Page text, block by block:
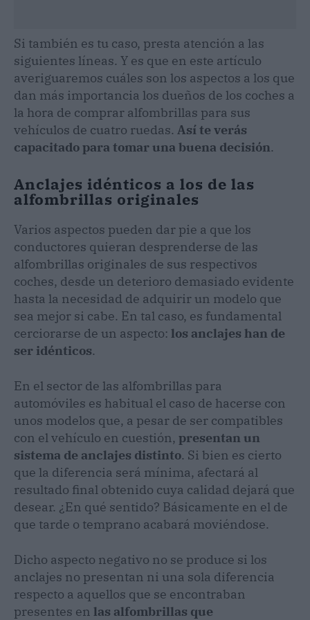
Si también es tu caso, presta atención a las
siguientes líneas. Y es que en este artículo
averiguaremos cuáles son los aspectos a los que
dan más importancia los dueños de los coches a
la hora de comprar alfombrillas para sus
vehículos de cuatro ruedas. Así te verás
capacitado para tomar una buena decisión.
Anclajes idénticos a los de las
alfombrillas originales
Varios aspectos pueden dar pie a que los
conductores quieran desprenderse de las
alfombrillas originales de sus respectivos
coches, desde un deterioro demasiado evidente
hasta la necesidad de adquirir un modelo que
sea mejor si cabe. En tal caso, es fundamental
cerciorarse de un aspecto: los anclajes han de
ser idénticos.
En el sector de las alfombrillas para
automóviles es habitual el caso de hacerse con
unos modelos que, a pesar de ser compatibles
con el vehículo en cuestión, presentan un
sistema de anclajes distinto. Si bien es cierto
que la diferencia será mínima, afectará al
resultado final obtenido cuya calidad dejará que
desear. ¿En qué sentido? Básicamente en el de
que tarde o temprano acabará moviéndose.
Dicho aspecto negativo no se produce si los
anclajes no presentan ni una sola diferencia
respecto a aquellos que se encontraban
presentes en las alfombrillas que